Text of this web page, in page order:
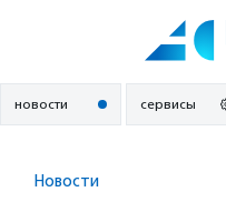
новости сервисы
Новости